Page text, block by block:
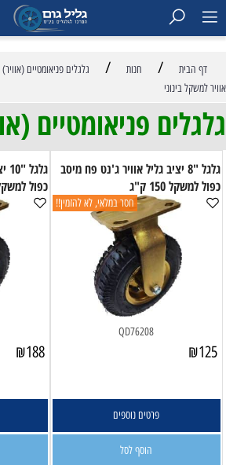
דף הבית / חנות / גלגלים פניאומטיים
אוויר למשקל בינוני
גלגלים פניאומטיים
בינוניגלגל "8 יציב גליל אוויר ג'נט פח מיסב
כפול למשקל 150 ק"ג
חסר במלאי, לא להזמין!!
QD76208
₪125
פרטים נוספים
הוסף לסל
כפול למשקל 200
₪188